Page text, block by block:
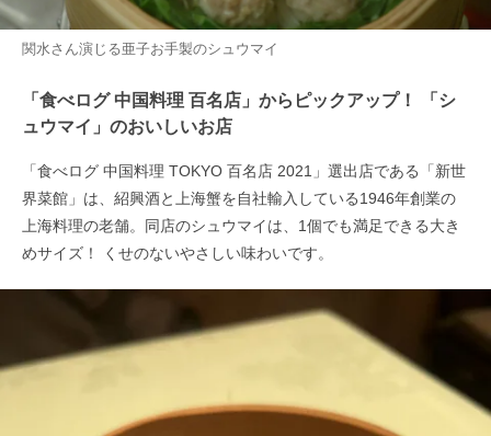
関水さん演じる亜子お手製のシュウマイ
「食べログ 中国料理 百名店」からピックアップ！ 「シ
ュウマイ」のおいしいお店
「食べログ 中国料理 TOKYO 百名店 2021」選出店である「新世
界菜館」は、紹興酒と上海蟹を自社輸入している1946年創業の
上海料理の老舗。同店のシュウマイは、1個でも満足できる大き
めサイズ！ くせのないやさしい味わいです。